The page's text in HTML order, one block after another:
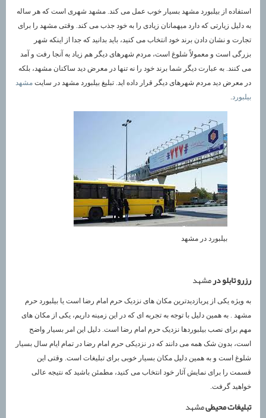
استفاده از بیلبورد مشهد بسیار خوب عمل می کند. مشهد شهری است که هر ساله
به دلیل زیارتی که دارد میهمانان زیادی را به خود جذب می کند. وقتی مشهد را برای
تجارت و نشان دادن برند خود انتخاب می کنید، باید بدانید که جدا از اینکه شهر
بزرگی است و معمولاً شلوغ است، مردم شهرهای دیگر هم زیاد به آنجا رفت و آمد
می کنند. به عبارت دیگر شما برند خود را نه تنها در معرض دید ساکنان مشهد، بلکه
در معرض دید مردم شهرهای دیگر قرار داده اید. تبلیغ بیلبورد مشهد در سایت مشهد
بیلبورد.
بیلبورد در مشهد
رزرو تابلو درمشهد
به ویژه یکی از پربازدیدترین مکان های نزدیک حرم امام رضا است یا بیلبورد حرم
مشهد . به همین دلیل با توجه به تجربه ای که در این زمینه داریم، یکی از مکان های
مهم برای نصب بیلبوردها نزدیک حرم امام رضا است. دلیل این امر بسیار واضح
است، بدون شک همه می دانند که در نزدیکی حرم امام رضا در تمام ایام سال بسیار
شلوغ است و به همین دلیل مکان بسیار خوبی برای تبلیغات است. وقتی این
قسمت را برای نمایش آثار خود انتخاب می کنید، مطمئن باشید که نتیجه عالی
خواهید گرفت.
تبلیغات محیطیمشهد